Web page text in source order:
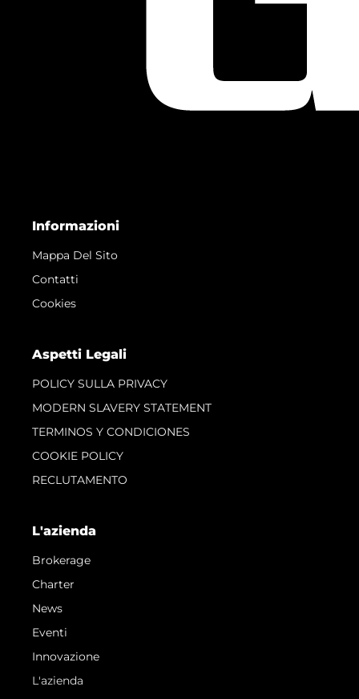
Informazioni
Mappa Del Sito
Contatti
Cookies
Aspetti Legali
POLICY SULLA PRIVACY
MODERN SLAVERY STATEMENT
TERMINOS Y CONDICIONES
COOKIE POLICY
RECLUTAMENTO
L'azienda
Brokerage
Charter
News
Eventi
Innovazione
L'azienda